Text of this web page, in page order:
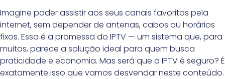
Imagine poder assistir aos seus canais favoritos pela
internet, sem depender de antenas, cabos ou horários
fixos. Essa é a promessa do IPTV — um sistema que, para
muitos, parece a solução ideal para quem busca
praticidade e economia. Mas será que o IPTV é seguro? É
exatamente isso que vamos desvendar neste conteúdo.